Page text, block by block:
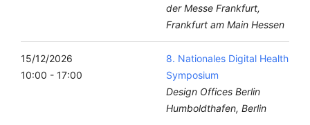
der Messe Frankfurt,
Frankfurt am Main Hessen
15/12/2026
10:00 - 17:00
8. Nationales Digital Health
Symposium
Design Offices Berlin
Humboldthafen, Berlin